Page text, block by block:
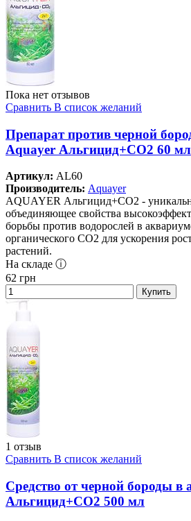
Пока нет отзывов
Сравнить В список желаний
Препарат против черной
Aquayer Альгицид+СО2 60 мл
Артикул: AL60
Производитель: Aquayer
AQUAYER Альгицид+СО2 -
объединяющее свойства
борьбы против водорослей в
органического СО2 для ускорения
растений.
На складе ⓘ
62 грн
Купить
1 отзыв
Сравнить В список желаний
Средство от черной бороды в
Альгицид+СО2 500 мл